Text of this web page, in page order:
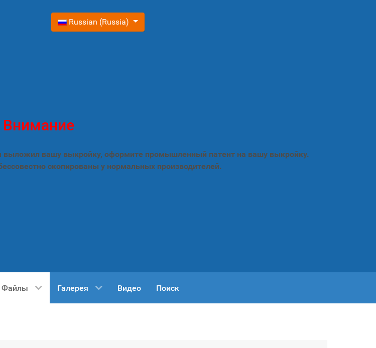
Выберите язык
Russian (Russia)
Внимание
вашу выкройку, оформите промышленный патент на вашу выкройку.
скопированы у нормальных производителей.
Файлы Галерея Видео Поиск